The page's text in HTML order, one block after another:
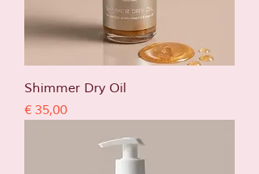
Shimmer Dry Oil
Prijs
€ 35,00